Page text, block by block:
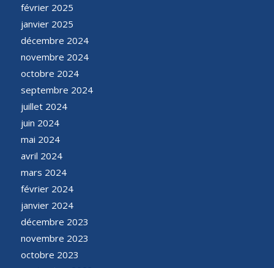
février 2025
janvier 2025
décembre 2024
novembre 2024
octobre 2024
septembre 2024
juillet 2024
juin 2024
mai 2024
avril 2024
mars 2024
février 2024
janvier 2024
décembre 2023
novembre 2023
octobre 2023